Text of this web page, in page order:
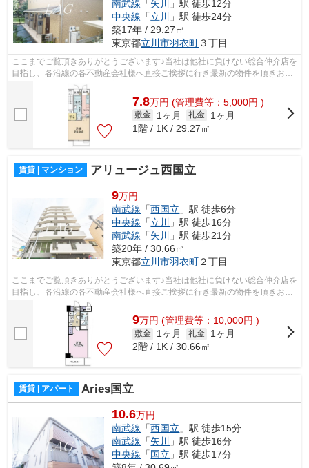
南武線 「 矢川
」駅 徒歩12分
中央線 「立川
」駅 徒歩24分
築17年 / 29.27㎡
東京都立川市羽衣町３丁目
ここまでご覧頂きありがとうございます♪当社は他社に負けない総合仲介店を
目指し、各沿線の各不動産会社様へ直接ご挨拶に行き最新の物件を頂きお客
様へ提供しております！最新の情報は...
7.8万円 (管理費等：5,000円 )
敷金 1ヶ月 礼金
1ヶ月
1階 / 1K / 29.27㎡
賃貸 | マンション アリュージュ西国立
9万円
南武線 「西国立 」駅 徒歩6分
中央線 「立川
」駅 徒歩16分
南武線 「矢川
」駅 徒歩21分
築20年 / 30.66㎡
東京都立川市羽衣町２丁目
ここまでご覧頂きありがとうございます♪当社は他社に負けない総合仲介店を
目指し、各沿線の各不動産会社様へ直接ご挨拶に行き最新の物件を頂きお客
様へ提供しております！最新の情報は...
9万円 (管理費等：10,000円 )
敷金 1ヶ月 礼金
1ヶ月
2階 / 1K / 30.66㎡
賃貸 | アパート Aries国立
10.6万円
南武線 「西国立 」駅 徒歩15分
南武線 「矢川 」駅 徒歩16分
中央線 「国立 」駅 徒歩17分